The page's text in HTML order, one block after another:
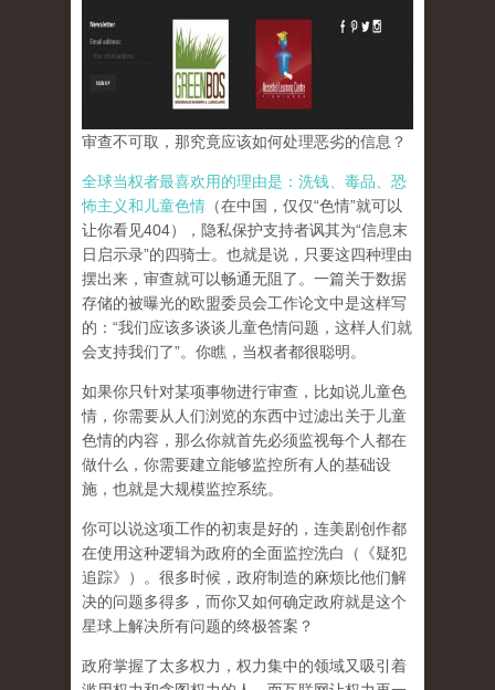
审查不可取，那究竟应该如何处理恶劣的信息？
全球当权者最喜欢用的理由是：洗钱、毒品、恐
怖主义和儿童色情 （在中国，仅仅“色情”就可以
让你看见404），隐私保护支持者讽其为“信息末
日启示录”的四骑士。也就是说，只要这四种理由
摆出来，审查就可以畅通无阻了。一篇关于数据
存储的被曝光的欧盟委员会工作论文中是这样写
的：“我们应该多谈谈儿童色情问题，这样人们就
会支持我们了”。你瞧，当权者都很聪明。
如果你只针对某项事物进行审查，比如说儿童色
情，你需要从人们浏览的东西中过滤出关于儿童
色情的内容，那么你就首先必须监视每个人都在
做什么，你需要建立能够监控所有人的基础设
施，也就是大规模监控系统。
你可以说这项工作的初衷是好的，连美剧创作都
在使用这种逻辑为政府的全面监控洗白（《疑犯
追踪》）。 很多时候，政府制造的麻烦比他们解
决的问题多得多，而你又如何确定政府就是这个
星球上解决所有问题的终极答案？
政府掌握了太多权力，权力集中的领域又吸引着